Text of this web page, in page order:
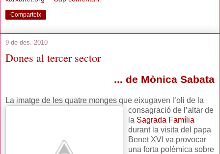
Comparteix
9 de des. 2010
Dones al tercer sector
... de Mònica Sabata
La imatge de les quatre monges que eixugaven l’oli de la
consagració de l’altar de
la Sagrada Família
durant la visita del papa
Benet XVI va provocar
una forta polèmica sobre